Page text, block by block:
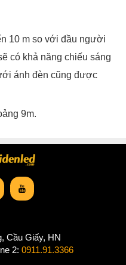
10 m so với đầu người
có khả năng chiếu sáng
ánh đèn cũng được
9m.
Cầu Giấy, HN
2: 0911.91.3366